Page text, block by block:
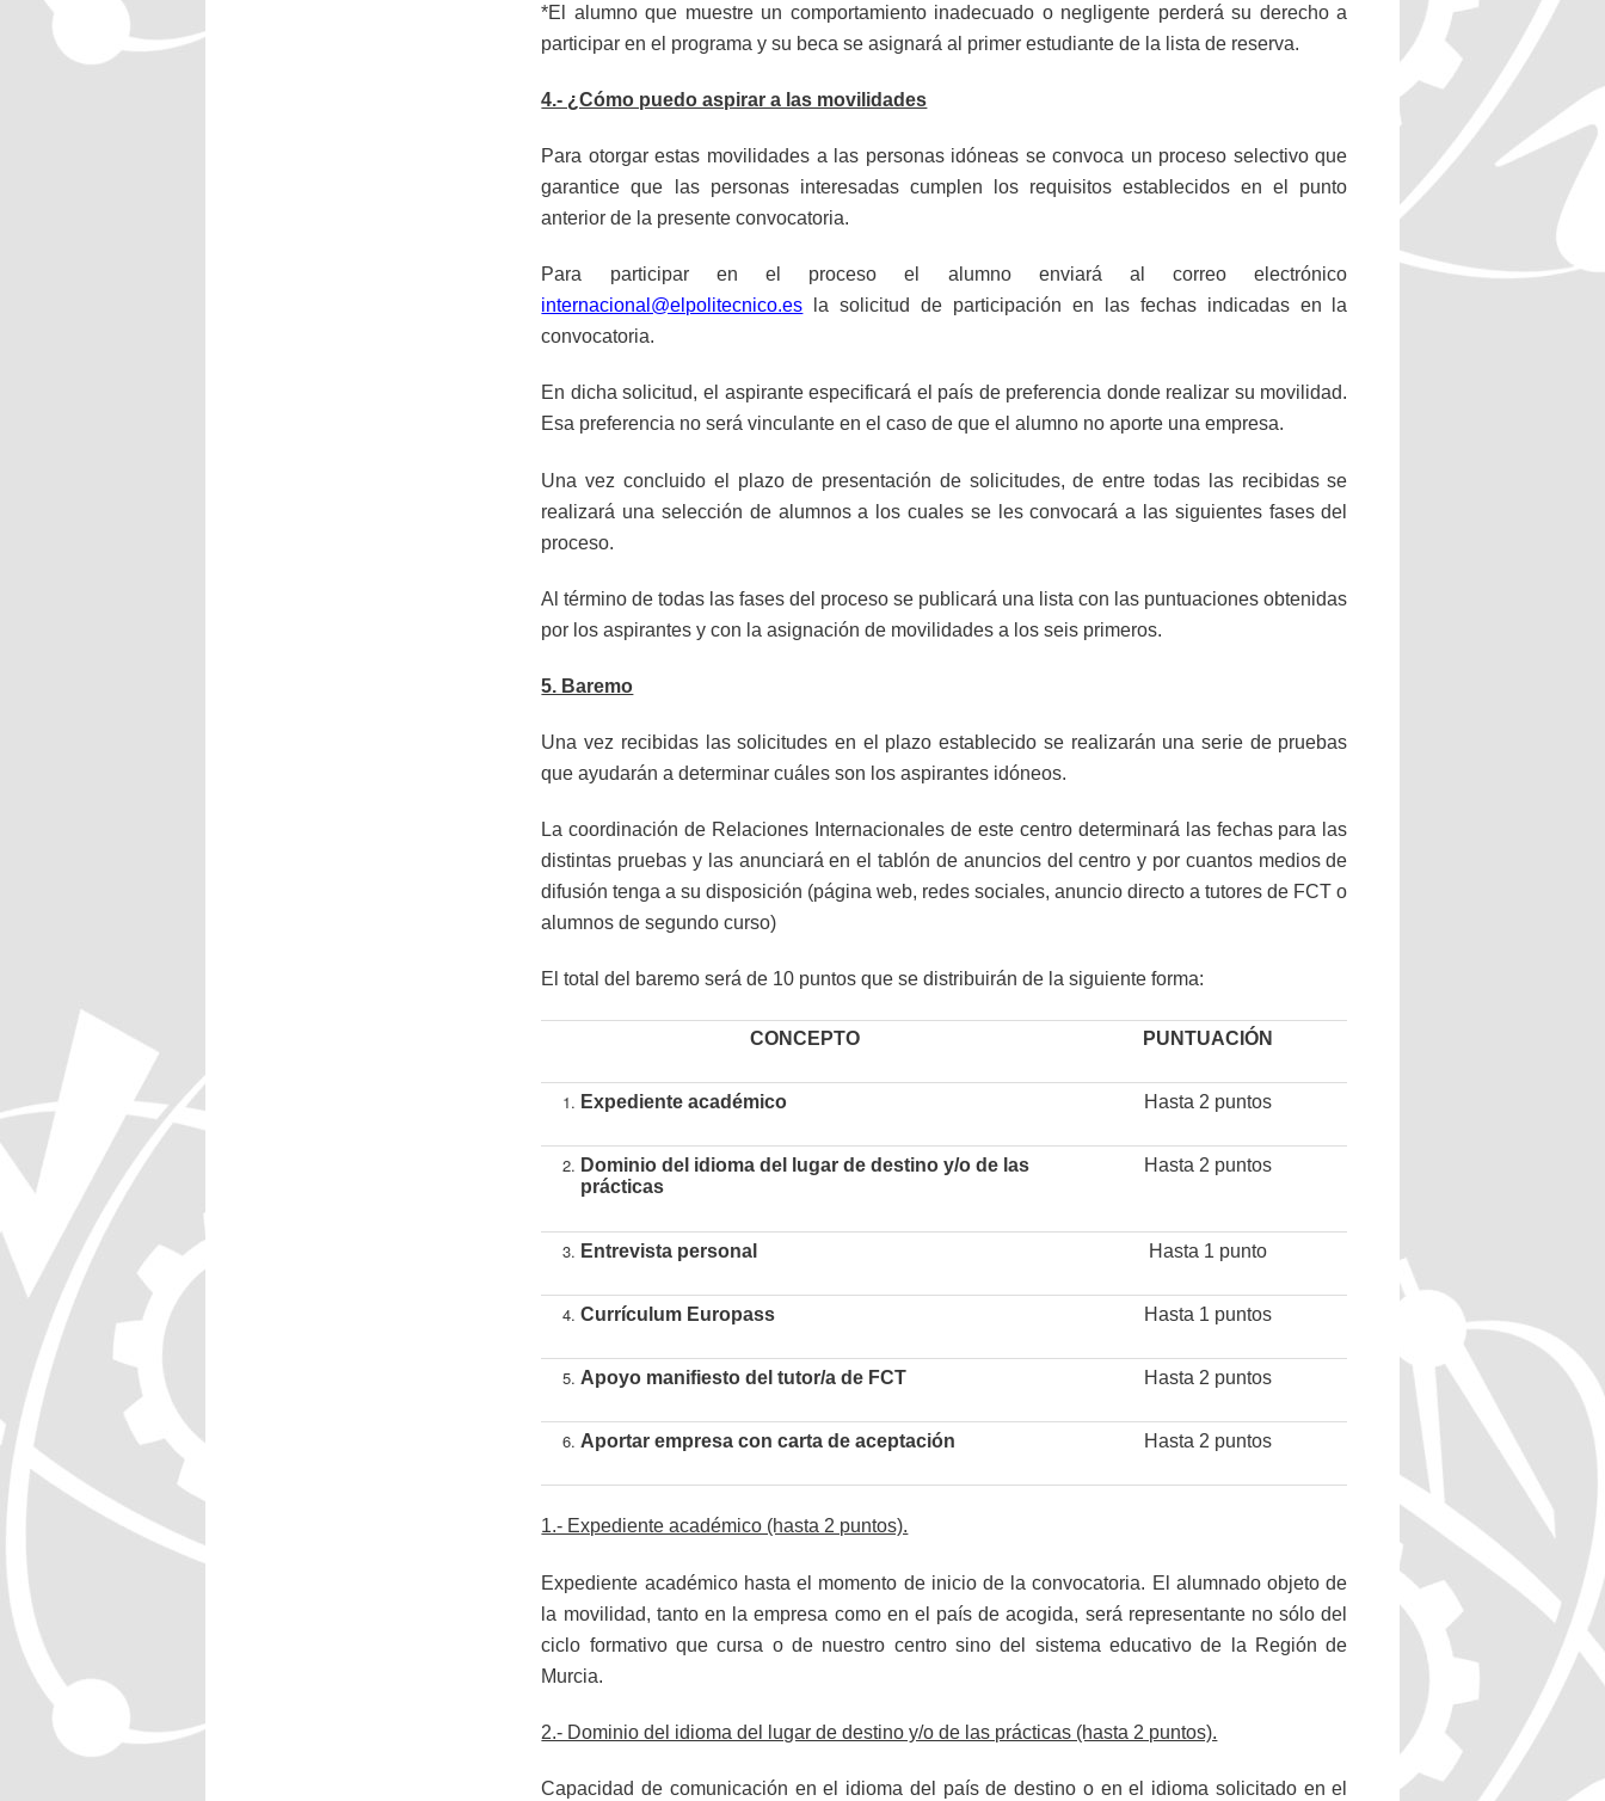
*El alumno que muestre un comportamiento inadecuado o negligente perderá su derecho a
participar en el programa y su beca se asignará al primer estudiante de la lista de reserva.
4.- ¿Cómo puedo aspirar a las movilidades
Para otorgar estas movilidades a las personas idóneas se convoca un proceso selectivo que
garantice que las personas interesadas cumplen los requisitos establecidos en el punto
anterior de la presente convocatoria.
Para participar en el proceso el alumno enviará al correo electrónico
internacional@elpolitecnico.es la solicitud de participación en las fechas indicadas en la
convocatoria.
En dicha solicitud, el aspirante especificará el país de preferencia donde realizar su movilidad.
Esa preferencia no será vinculante en el caso de que el alumno no aporte una empresa.
Una vez concluido el plazo de presentación de solicitudes, de entre todas las recibidas se
realizará una selección de alumnos a los cuales se les convocará a las siguientes fases del
proceso.
Al término de todas las fases del proceso se publicará una lista con las puntuaciones obtenidas
por los aspirantes y con la asignación de movilidades a los seis primeros.
5. Baremo
Una vez recibidas las solicitudes en el plazo establecido se realizarán una serie de pruebas
que ayudarán a determinar cuáles son los aspirantes idóneos.
La coordinación de Relaciones Internacionales de este centro determinará las fechas para las
distintas pruebas y las anunciará en el tablón de anuncios del centro y por cuantos medios de
difusión tenga a su disposición (página web, redes sociales, anuncio directo a tutores de FCT o
alumnos de segundo curso)
El total del baremo será de 10 puntos que se distribuirán de la siguiente forma:
CONCEPTO PUNTUACIÓN
Expediente académico Hasta 2 puntos
Dominio del idioma del lugar de destino y/o de las
prácticas
Hasta 2 puntos
Entrevista personal Hasta 1 punto
Currículum Europass Hasta 1 puntos
Apoyo manifiesto del tutor/a de FCT Hasta 2 puntos
Aportar empresa con carta de aceptación Hasta 2 puntos
1.- Expediente académico (hasta 2 puntos).
Expediente académico hasta el momento de inicio de la convocatoria. El alumnado objeto de
la movilidad, tanto en la empresa como en el país de acogida, será representante no sólo del
ciclo formativo que cursa o de nuestro centro sino del sistema educativo de la Región de
Murcia.
2.- Dominio del idioma del lugar de destino y/o de las prácticas (hasta 2 puntos).
Capacidad de comunicación en el idioma del país de destino o en el idioma solicitado en el